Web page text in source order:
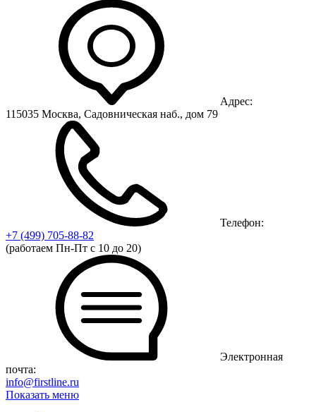
Адрес:
115035 Москва, Садовническая наб., дом 79
Телефон:
+7 (499) 705-88-82
(работаем Пн-Пт с 10 до 20)
Электронная
почта:
info@firstline.ru
Показать меню